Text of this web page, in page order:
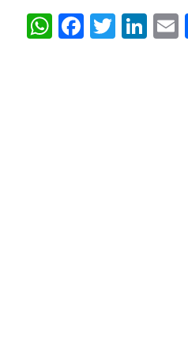
WhatsApp
Facebook